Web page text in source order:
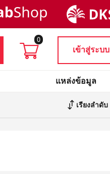
0
เข้าสู่ระบบ
แหล่งข้อมูล
เรียงลำดับ